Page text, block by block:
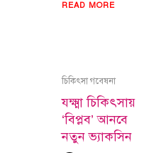
READ MORE
চিকিৎসা গবেষনা
যক্ষ্মা চিকিৎসায়
‘বিপ্লব’ আনবে
নতুন ভ্যাকসিন